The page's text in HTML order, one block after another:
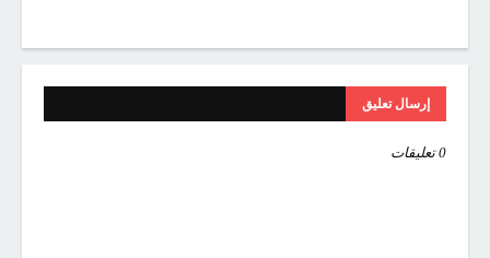
إرسال تعليق
0 تعليقات